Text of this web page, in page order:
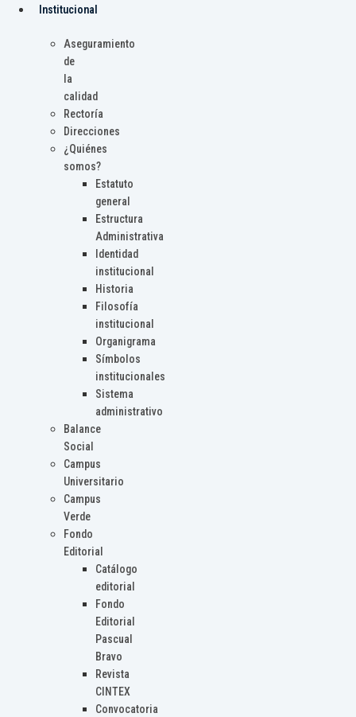
Institucional
Aseguramiento
de
la
calidad
Rectoría
Direcciones
¿Quiénes
somos?
Estatuto
general
Estructura
Administrativa
Identidad
institucional
Historia
Filosofía
institucional
Organigrama
Símbolos
institucionales
Sistema
administrativo
Balance
Social
Campus
Universitario
Campus
Verde
Fondo
Editorial
Catálogo
editorial
Fondo
Editorial
Pascual
Bravo
Revista
CINTEX
Convocatoria